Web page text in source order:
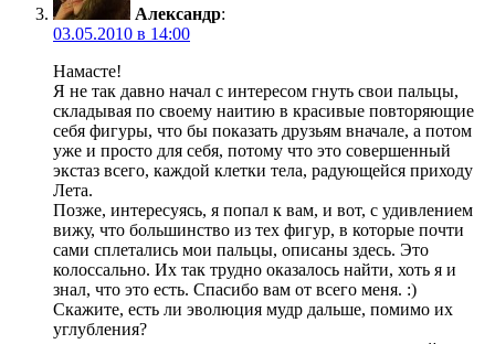
Александр:
03.05.2010 в 14:00
Намасте!
Я не так давно начал с интересом гнуть свои пальцы,
складывая по своему наитию в красивые повторяющие
себя фигуры, что бы показать друзьям вначале, а потом
уже и просто для себя, потому что это совершенный
экстаз всего, каждой клетки тела, радующейся приходу
Лета.
Позже, интересуясь, я попал к вам, и вот, с удивлением
вижу, что большинство из тех фигур, в которые почти
сами сплетались мои пальцы, описаны здесь. Это
колоссально. Их так трудно оказалось найти, хоть я и
знал, что это есть. Спасибо вам от всего меня. :)
Скажите, есть ли эволюция мудр дальше, помимо их
углубления?